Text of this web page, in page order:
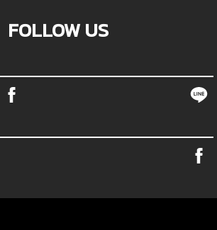
FOLLOW US